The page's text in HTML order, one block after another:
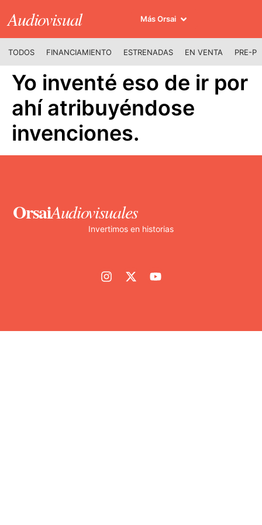
Audiovisual Más Orsai
TODOS FINANCIAMIENTO ESTRENADAS EN VENTA PRE-
Yo inventé eso de ir por
ahí atribuyéndose
invenciones.
OrsaiAudiovisuales
Invertimos en historias